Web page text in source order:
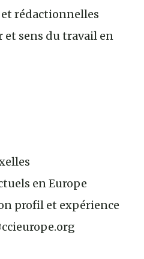
rédactionnelles
sens du travail en
en Europe
profil et expérience